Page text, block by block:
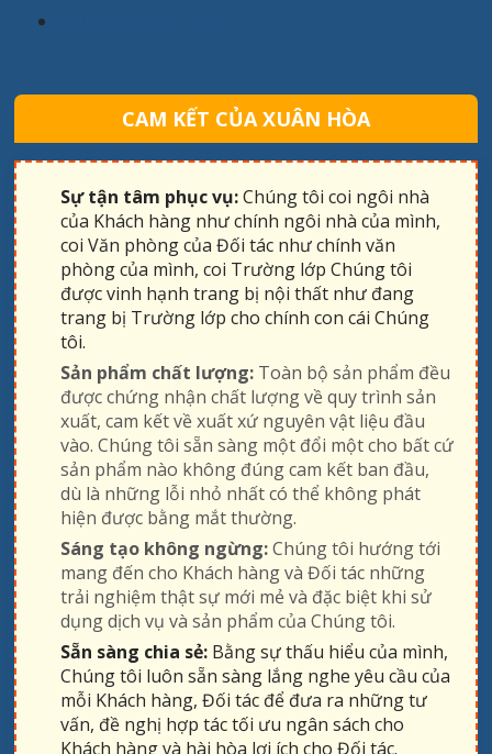
CAM KẾT CỦA XUÂN HÒA
Sự tận tâm phục vụ:Chúng tôi coi ngôi nhà
của Khách hàng như chính ngôi nhà của mình,
coi Văn phòng của Đối tác như chính văn
phòng của mình, coi Trường lớp Chúng tôi
được vinh hạnh trang bị nội thất như đang
trang bị Trường lớp cho chính con cái Chúng
tôi.
Sản phẩm chất lượng: Toàn bộ sản phẩm đều
được chứng nhận chất lượng về quy trình sản
xuất, cam kết về xuất xứ nguyên vật liệu đầu
vào. Chúng tôi sẵn sàng một đổi một cho bất cứ
sản phẩm nào không đúng cam kết ban đầu,
dù là những lỗi nhỏ nhất có thể không phát
hiện được bằng mắt thường.
Sáng tạo không ngừng:Chúng tôi hướng tới
mang đến cho Khách hàng và Đối tác những
trải nghiệm thật sự mới mẻ và đặc biệt khi sử
dụng dịch vụ và sản phẩm của Chúng tôi.
Sẵn sàng chia sẻ: Bằng sự thấu hiểu của mình,
Chúng tôi luôn sẵn sàng lắng nghe yêu cầu của
mỗi Khách hàng, Đối tác để đưa ra những tư
vấn, đề nghị hợp tác tối ưu ngân sách cho
Khách hàng và hài hòa lợi ích cho Đối tác.